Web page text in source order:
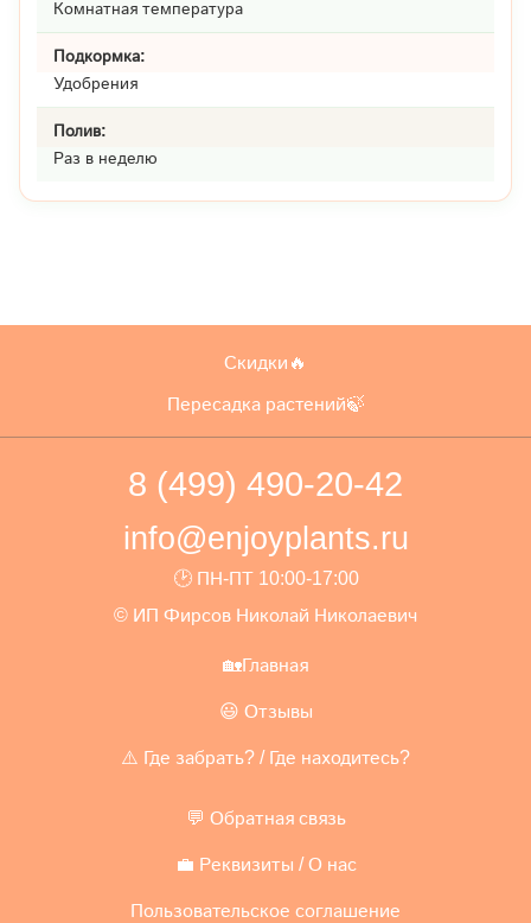
Комнатная температура
Подкормка:
Удобрения
Полив:
Раз в неделю
Скидки🔥
Пересадка растений🍃
8 (499) 490-20-42
info@enjoyplants.ru
🕑 ПН-ПТ 10:00-17:00
© ИП Фирсов Николай Николаевич
🏡Главная
😃 Отзывы
⚠️ Где забрать? / Где находитесь?
💬 Обратная связь
💼 Реквизиты / О нас
Пользовательское соглашение